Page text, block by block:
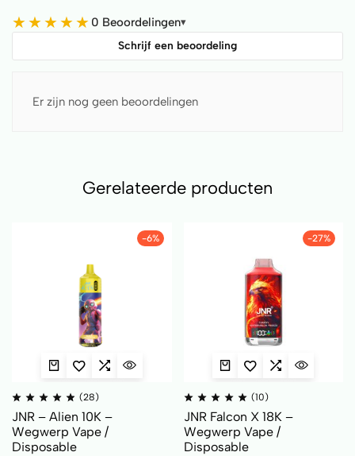
★★★★★ 0 Beoordelingen▾
Schrijf een beoordeling
Er zijn nog geen beoordelingen
Gerelateerde producten
-6%
(28)
JNR – Alien 10K –
Wegwerp Vape /
Disposable
-27%
(10)
JNR Falcon X 18K –
Wegwerp Vape /
Disposable